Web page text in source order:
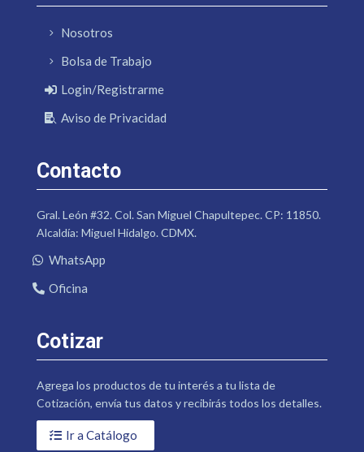
Nosotros
Bolsa de Trabajo
Login/Registrarme
Aviso de Privacidad
Contacto
Gral. León #32. Col. San Miguel Chapultepec. CP: 11850.
Alcaldía: Miguel Hidalgo. CDMX.
WhatsApp
Oficina
Cotizar
Agrega los productos de tu interés a tu lista de
Cotización, envía tus datos y recibirás todos los detalles.
Ir a Catálogo